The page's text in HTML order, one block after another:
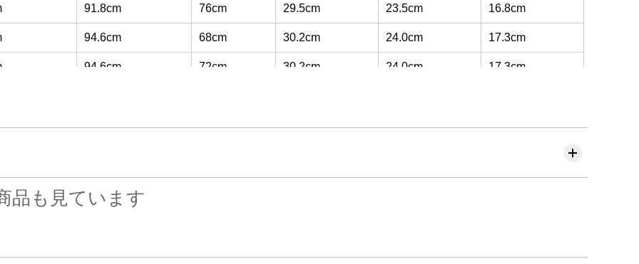
91.8cm 76cm 29.5cm 23.5cm 16.8cm
94.6cm 68cm 30.2cm 24.0cm 17.3cm
94.6cm 72cm 30.2cm 24.0cm 17.3cm
97.4cm 68cm 31.0cm 24.5cm 17.8cm
品も見ています